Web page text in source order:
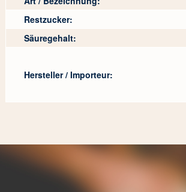
Restzucker:
Säuregehalt:
Hersteller / Importeur: